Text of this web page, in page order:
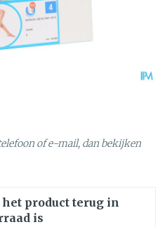
product terug in
is
of e-mail, dan bekijken